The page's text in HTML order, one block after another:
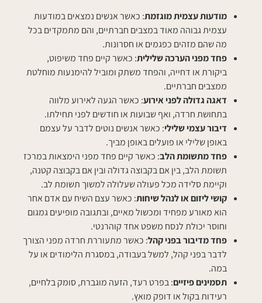
מודעות עצמית מוגזמת: כאשר אנשים נמצאים במודעות
עצמית גבוהה מאוד במצבים חברתיים, והם מתמקדים בכל
מה שהם מזהים כפגמים או חסרונות.
פחד מפני הערכה שלילית: כאשר קיים פחד משיפוט,
ביקורת או דחייה, והפחד משתק ומוביל להימנעות מוחלטת
ממצבים חברתיים.
דאגה גדולה לפני אירוע: כאשר הגעה לאירוע מלווה
בתחושת חרדה, ואף שבועות או חודשים לפני תחילתו.
דיבור עצמי שלילי: כאשר אנשים נוטים לדבר על עצמם
באופן שלילי או פועלים באופן מביך.
פחד מתשומת הלב: כאשר קיים פחד מפני הימצאות במרכז
תשומת הלב, בין אם בקבוצה גדולה ובין אם בקבוצה קטנה,
וקיימת סלידה מכל פעולה שעלולה למשוך תשומת לב.
קושי ליזום או לנהל שיחות: כאשר עצם השיח עם אדם אחר
הוא מאורע מפחיד ומכשול מאיים, ובתגובה מופיעים גמגום
וחוסר יכולת לנסח משפט אחד קוהרנטי.
פחד מדיבור בפני קהל: כאשר מתעוררת חרדה מפני הצורך
לדבר בפני קהל, למשל בעבודה, במסגרת הלימודים או על
במה.
תסמינים פיזיים: בפרט רעד, הזעה מוגברת, סומק בלחיים,
רעידות בקול או דופק מואץ.